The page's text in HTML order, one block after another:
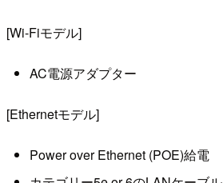
[Wi-Fiモデル]
AC電源アダプター
[Ethernetモデル]
Power over Ethernet (POE)給電